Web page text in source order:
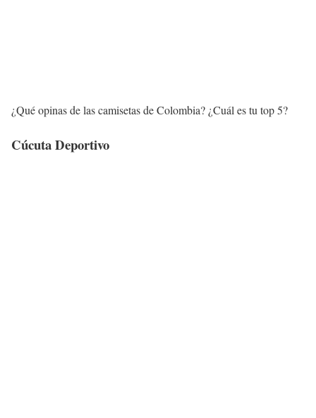
¿Qué opinas de las camisetas de Colombia? ¿Cuál es tu top 5?
Cúcuta Deportivo